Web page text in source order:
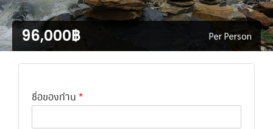
96,000฿ Per Person
ชื่อของท่าน *